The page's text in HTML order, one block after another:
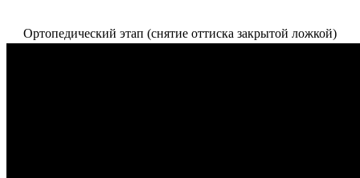
Ортопедический этап (снятие оттиска закрытой ложкой)